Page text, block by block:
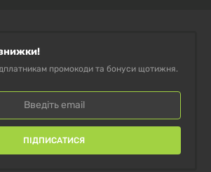
промокоди та бонуси щотижня.
ПІДПИСАТИСЯ